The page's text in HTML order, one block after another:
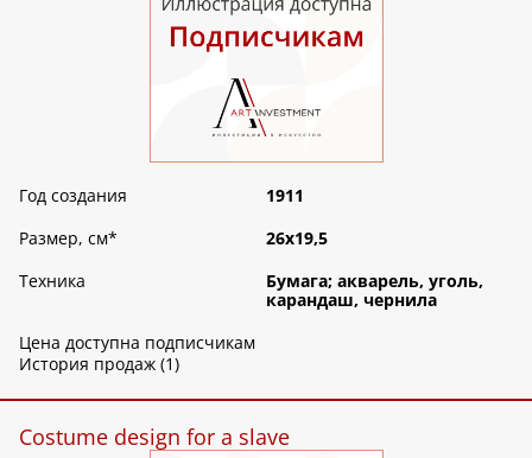
Год создания
1911
Размер, см*
26х19,5
Техника
Бумага; акварель, уголь,
карандаш, чернила
Цена доступна подписчикам
История продаж (1)
Costume design for a slave